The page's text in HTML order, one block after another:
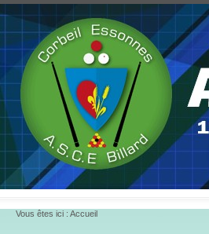
Vous êtes ici : Accueil